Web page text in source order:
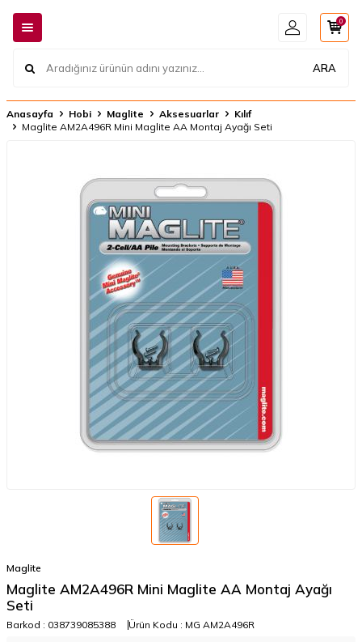
ARA
0
Anasayfa Hobi Maglite Aksesuarlar
Kılıf
Maglite AM2A496R Mini Maglite AA Montaj Ayağı Seti
Maglite
Maglite AM2A496R Mini Maglite AA Montaj Ayağı
Seti
Barkod : 038739085388 Ürün Kodu : MG AM2A496R